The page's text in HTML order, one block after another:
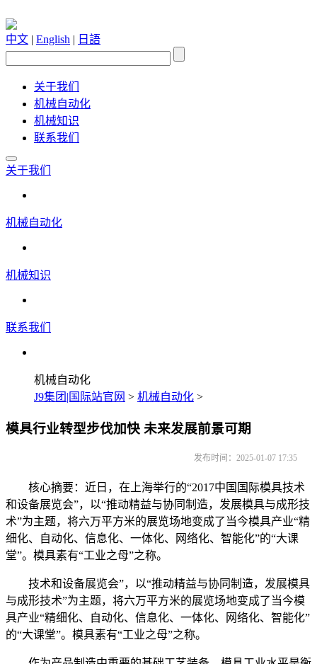
中文 | English | 日語
关于我们
机械自动化
机械知识
联系我们
关于我们
机械自动化
机械知识
联系我们
机械自动化
J9集团|国际站官网 > 机械自动化 >
模具行业转型步伐加快 未来发展前景可期
发布时间：2025-01-07 17:35
核心摘要：近日，在上海举行的“2017中国国际模具技术
和设备展览会”，以“推动精益与协同制造，发展模具与成形技
术”为主题，将六万平方米的展览场地变成了当今模具产业“精
细化、自动化、信息化、一体化、网络化、智能化”的“大课
堂”。模具素有“工业之母”之称。
技术和设备展览会”，以“推动精益与协同制造，发展模具
与成形技术”为主题，将六万平方米的展览场地变成了当今模
具产业“精细化、自动化、信息化、一体化、网络化、智能化”
的“大课堂”。模具素有“工业之母”之称。